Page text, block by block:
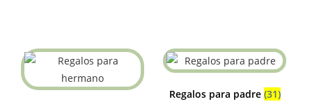
Regalos para padre (31)